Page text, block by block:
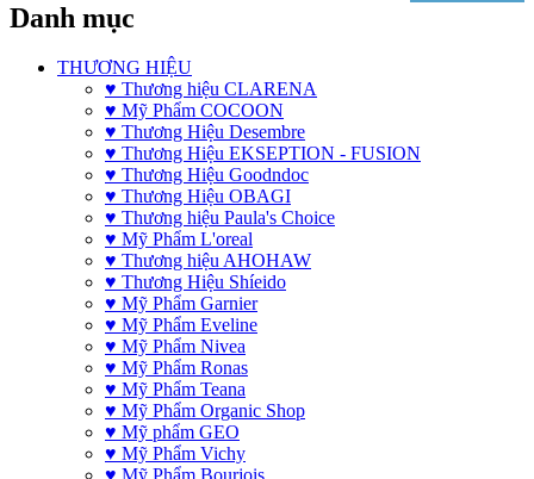
Danh mục
THƯƠNG HIỆU
♥ Thương hiệu CLARENA
♥ Mỹ Phẩm COCOON
♥ Thương Hiệu Desembre
♥ Thương Hiệu EKSEPTION - FUSION
♥ Thương Hiệu Goodndoc
♥ Thương Hiệu OBAGI
♥ Thương hiệu Paula's Choice
♥ Mỹ Phẩm L'oreal
♥ Thương hiệu AHOHAW
♥ Thương Hiệu Shíeido
♥ Mỹ Phẩm Garnier
♥ Mỹ Phẩm Eveline
♥ Mỹ Phẩm Nivea
♥ Mỹ Phẩm Ronas
♥ Mỹ Phẩm Teana
♥ Mỹ Phẩm Organic Shop
♥ Mỹ phẩm GEO
♥ Mỹ Phẩm Vichy